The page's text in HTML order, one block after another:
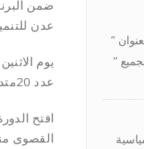
عدن
عدد 20متدربة في المجال الصحفي والاعلامي في العاصمة عدن على يد المدربة م/دفاع الحربي.
القصوى
”
”